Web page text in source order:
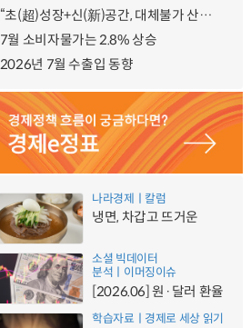
“초(超)성장+신(新)공간, 대체불가 산업강국”
7월 소비자물가는 2.8% 상승
2026년 7월 수출입 동향
나라경제ㅣ칼럼
냉면, 차갑고 뜨거운
소셜 빅데이터
분석ㅣ이머징이슈
[2026.06] 원·달러 환율
학습자료ㅣ경제로 세상 읽기